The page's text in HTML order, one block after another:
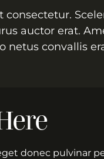
auctor erat.
netus convallis
donec pulvinar